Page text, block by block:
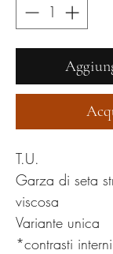
T.U.
Garza di seta
viscosa
Variante unica
*contrasti